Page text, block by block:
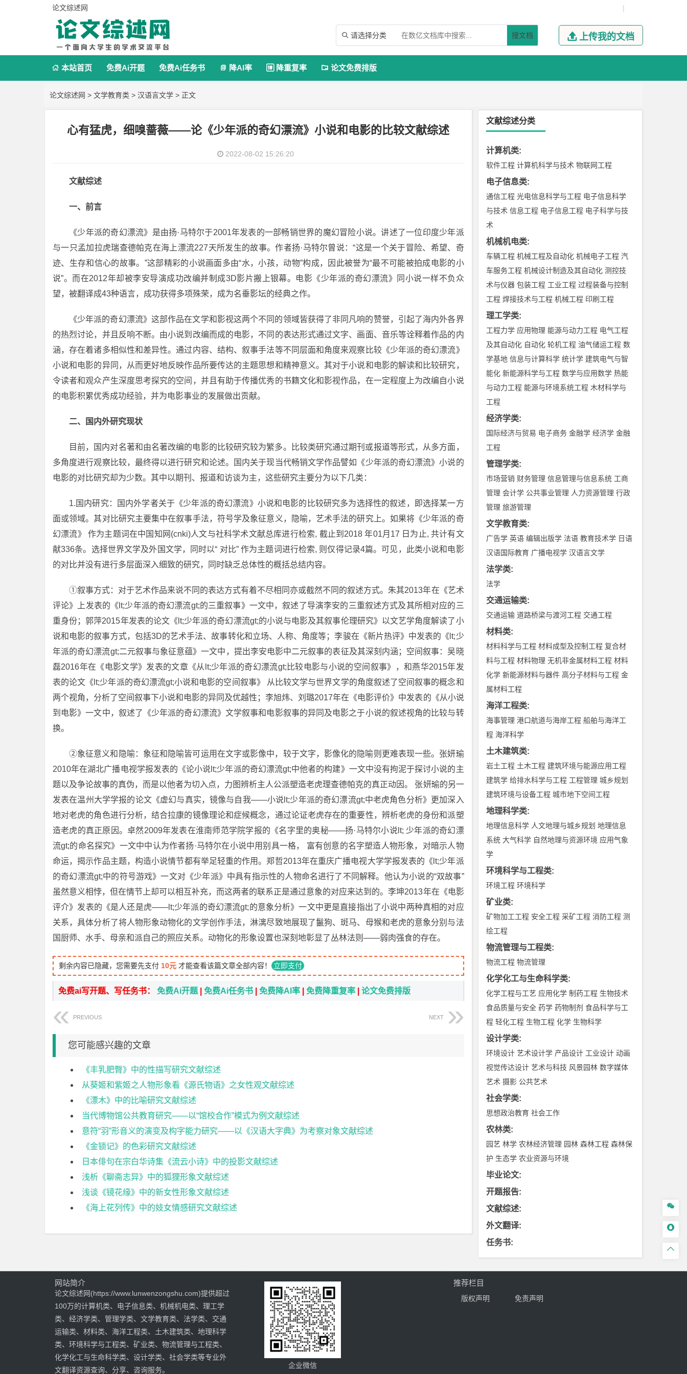
论文综述网 |
 请选择分类 搜文档  上传我的文档
 本站首页 免费Ai开题 免费Ai任务书  降AI率  降重复率  论文免费排版
论文综述网 > 文学教育类 > 汉语言文学 > 正文
心有猛虎，细嗅蔷薇——论《少年派的奇幻漂流》小说和电影的比较文献综述
2022-08-02 15:26:20
文献综述
一、前言
《少年派的奇幻漂流》是由扬·马特尔于2001年发表的一部畅销世界的魔幻冒险小说。讲述了一位印度少年派
与一只孟加拉虎瑞查德帕克在海上漂流227天所发生的故事。作者扬·马特尔曾说：“这是一个关于冒险、希望、奇
迹、生存和信心的故事。”这部精彩的小说画面多由“水，小孩，动物”构成，因此被誉为“最不可能被拍成电影的小
说”。而在2012年却被李安导演成功改编并制成3D影片搬上银幕。电影《少年派的奇幻漂流》同小说一样不负众
望，被翻译成43种语言，成功获得多项殊荣，成为名垂影坛的经典之作。
《少年派的奇幻漂流》这部作品在文学和影视这两个不同的领域皆获得了非同凡响的赞誉，引起了海内外各界
的热烈讨论，并且反响不断。由小说到改编而成的电影，不同的表达形式通过文字、画面、音乐等诠释着作品的内
涵，存在着诸多相似性和差异性。通过内容、结构、叙事手法等不同层面和角度来观察比较《少年派的奇幻漂流》
小说和电影的异同，从而更好地反映作品所要传达的主题思想和精神意义。其对于小说和电影的解读和比较研究，
令读者和观众产生深度思考探究的空间，并且有助于传播优秀的书籍文化和影视作品，在一定程度上为改编自小说
的电影积累优秀成功经验，并为电影事业的发展做出贡献。
二、国内外研究现状
目前，国内对名著和由名著改编的电影的比较研究较为繁多。比较类研究通过期刊或报道等形式，从多方面，
多角度进行观察比较，最终得以进行研究和论述。国内关于现当代畅销文学作品譬如《少年派的奇幻漂流》小说的
电影的对比研究却为少数。其中以期刊、报道和访谈为主，这些研究主要分为以下几类：
1.国内研究：国内外学者关于《少年派的奇幻漂流》小说和电影的比较研究多为选择性的叙述，即选择某一方
面或领域。其对比研究主要集中在叙事手法，符号学及象征意义，隐喻，艺术手法的研究上。如果将《少年派的奇
幻漂流》 作为主题词在中国知网(cnki)人文与社科学术文献总库进行检索, 截止到2018 年01月17 日为止, 共计有文
献336条。选择世界文学及外国文学，同时以“ 对比” 作为主题词进行检索, 则仅得记录4篇。可见，此类小说和电影
的对比并没有进行多层面深入细致的研究，同时缺乏总体性的概括总结内容。
①叙事方式：对于艺术作品来说不同的表达方式有着不尽相同亦或截然不同的叙述方式。朱其2013年在《艺术
评论》上发表的《lt;少年派的奇幻漂流gt;的三重叙事》一文中，叙述了导演李安的三重叙述方式及其所相对应的三
重身份；郭萍2015年发表的论文《lt;少年派的奇幻漂流gt;的小说与电影及其叙事伦理研究》以文艺学角度解读了小
说和电影的叙事方式，包括3D的艺术手法、故事转化和立场、人称、角度等；李骏在《新片热评》中发表的《lt;少
年派的奇幻漂流gt;二元叙事与象征意蕴》一文中，提出李安电影中二元叙事的表征及其深刻内涵；空间叙事：吴晓
磊2016年在《电影文学》发表的文章《从lt;少年派的奇幻漂流gt;比较电影与小说的空间叙事》，和燕华2015年发
表的论文《lt;少年派的奇幻漂流gt;小说和电影的空间叙事》 从比较文学与世界文学的角度叙述了空间叙事的概念和
两个视角，分析了空间叙事下小说和电影的异同及优越性；李旭炜、刘璐2017年在《电影评价》中发表的《从小说
到电影》一文中，叙述了《少年派的奇幻漂流》文学叙事和电影叙事的异同及电影之于小说的叙述视角的比较与转
换。
②象征意义和隐喻：象征和隐喻皆可运用在文字或影像中，较于文字，影像化的隐喻则更难表现一些。张妍瑜
2010年在湖北广播电视学报发表的《论小说lt;少年派的奇幻漂流gt;中他者的构建》一文中没有拘泥于探讨小说的主
题以及争论故事的真伪，而是以他者为切入点，力图辨析主人公派塑造老虎理查德帕克的真正动因。 张妍瑜的另一
发表在温州大学学报的论文《虚幻与真实，镜像与自我——小说lt;少年派的奇幻漂流gt;中老虎角色分析》更加深入
地对老虎的角色进行分析，结合拉康的镜像理论和症候概念，通过论证老虎存在的重要性，辨析老虎的身份和派塑
造老虎的真正原因。卓然2009年发表在淮南师范学院学报的《名字里的奥秘——扬·马特尔小说lt; 少年派的奇幻漂
流gt;的命名探究》一文中中认为作者扬·马特尔在小说中用别具一格， 富有创意的名字塑造人物形象，对暗示人物
命运，揭示作品主题，构造小说情节都有举足轻重的作用。郑哲2013年在重庆广播电视大学学报发表的《lt;少年派
的奇幻漂流gt;中的符号游戏》一文对《少年派》中具有指示性的人物命名进行了不同解释。他认为小说的“双故事”
虽然意义相悖，但在情节上却可以相互补充，而这两者的联系正是通过意象的对应来达到的。李坤2013年在《电影
评介》发表的《是人还是虎——lt;少年派的奇幻漂流gt;的意象分析》一文中更是直接指出了小说中两种真相的对应
关系，具体分析了将人物形象动物化的文学创作手法，淋漓尽致地展现了鬣狗、斑马、母猴和老虎的意象分别与法
国厨师、水手、母亲和派自己的照应关系。动物化的形象设置也深刻地彰显了丛林法则——弱肉强食的存在。
剩余内容已隐藏，您需要先支付 10元 才能查看该篇文章全部内容！ 立即支付
免费ai写开题、写任务书： 免费Ai开题 免费Ai任务书 免费降AI率 免费降重复率 论文免费排版
PREVIOUS NEXT
您可能感兴趣的文章
《丰乳肥臀》中的性描写研究文献综述
从葵姬和紫姬之人物形象看《源氏物语》之女性观文献综述
《漂木》中的比喻研究文献综述
当代博物馆公共教育研究——以“馆校合作”模式为例文献综述
意符“羽”形音义的演变及构字能力研究——以《汉语大字典》为考察对象文献综述
《金锁记》的色彩研究文献综述
日本俳句在宗白华诗集《流云小诗》中的投影文献综述
浅析《聊斋志异》中的狐狸形象文献综述
浅谈《镜花缘》中的新女性形象文献综述
《海上花列传》中的妓女情感研究文献综述
文献综述分类
计算机类:
软件工程 计算机科学与技术 物联网工程
电子信息类:
通信工程 光电信息科学与工程 电子信息科学
与技术 信息工程 电子信息工程 电子科学与技
术
机械机电类:
车辆工程 机械工程及自动化 机械电子工程 汽
车服务工程 机械设计制造及其自动化 测控技
术与仪器 包装工程 工业工程 过程装备与控制
工程 焊接技术与工程 机械工程 印刷工程
理工学类:
工程力学 应用物理 能源与动力工程 电气工程
及其自动化 自动化 轮机工程 油气储运工程 数
学基地 信息与计算科学 统计学 建筑电气与智
能化 新能源科学与工程 数学与应用数学 热能
与动力工程 能源与环境系统工程 木材科学与
工程
经济学类:
国际经济与贸易 电子商务 金融学 经济学 金融
工程
管理学类:
市场营销 财务管理 信息管理与信息系统 工商
管理 会计学 公共事业管理 人力资源管理 行政
管理 旅游管理
文学教育类:
广告学 英语 编辑出版学 法语 教育技术学 日语
汉语国际教育 广播电视学 汉语言文学
法学类:
法学
交通运输类:
交通运输 道路桥梁与渡河工程 交通工程
材料类:
材料科学与工程 材料成型及控制工程 复合材
料与工程 材料物理 无机非金属材料工程 材料
化学 新能源材料与器件 高分子材料与工程 金
属材料工程
海洋工程类:
海事管理 港口航道与海岸工程 船舶与海洋工
程 海洋科学
土木建筑类:
岩土工程 土木工程 建筑环境与能源应用工程
建筑学 给排水科学与工程 工程管理 城乡规划
建筑环境与设备工程 城市地下空间工程
地理科学类:
地理信息科学 人文地理与城乡规划 地理信息
系统 大气科学 自然地理与资源环境 应用气象
学
环境科学与工程类:
环境工程 环境科学
矿业类:
矿物加工工程 安全工程 采矿工程 消防工程 测
绘工程
物流管理与工程类:
物流工程 物流管理
化学化工与生命科学类:
化学工程与工艺 应用化学 制药工程 生物技术
食品质量与安全 药学 药物制剂 食品科学与工
程 轻化工程 生物工程 化学 生物科学
设计学类:
环境设计 艺术设计学 产品设计 工业设计 动画
视觉传达设计 艺术与科技 风景园林 数字媒体
艺术 摄影 公共艺术
社会学类:
思想政治教育 社会工作
农林类:
园艺 林学 农林经济管理 园林 森林工程 森林保
护 生态学 农业资源与环境
毕业论文:
开题报告:
文献综述:
外文翻译:
任务书:



网站简介
论文综述网(https://www.lunwenzongshu.com)提供超过
100万的计算机类、电子信息类、机械机电类、理工学
类、经济学类、管理学类、文学教育类、法学类、交通
运输类、材料类、海洋工程类、土木建筑类、地理科学
类、环境科学与工程类、矿业类、物流管理与工程类、
化学化工与生命科学类、设计学类、社会学类等专业外
文翻译资源查询、分享、咨询服务。
企业微信
推荐栏目
版权声明 免责声明